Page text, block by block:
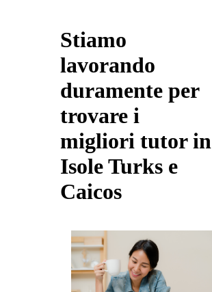
Stiamo
lavorando
duramente per
trovare i
migliori tutor in
Isole Turks e
Caicos